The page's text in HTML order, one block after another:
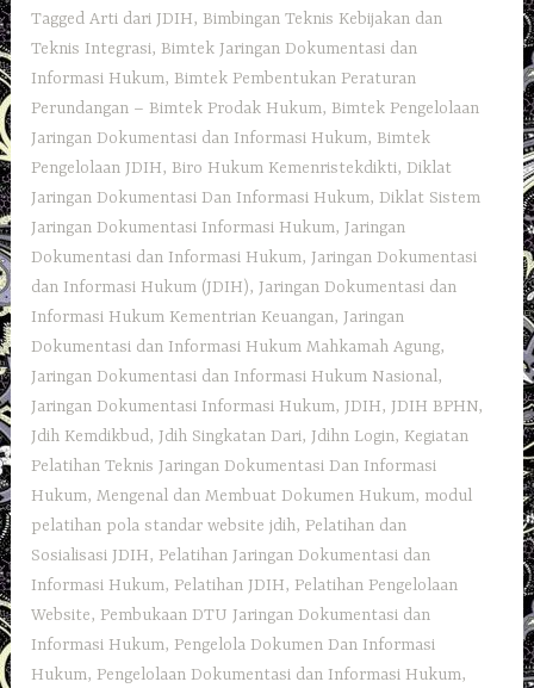
TaggedArti dari JDIH, Bimbingan Teknis Kebijakan dan
Teknis Integrasi, Bimtek Jaringan Dokumentasi dan
Informasi Hukum, Bimtek Pembentukan Peraturan
Perundangan – Bimtek Prodak Hukum, Bimtek Pengelolaan
Jaringan Dokumentasi dan Informasi Hukum, Bimtek
Pengelolaan JDIH, Biro Hukum Kemenristekdikti,Diklat
Jaringan Dokumentasi Dan Informasi Hukum,Diklat Sistem
Jaringan Dokumentasi Informasi Hukum, Jaringan
Dokumentasi dan Informasi Hukum, Jaringan Dokumentasi
dan Informasi Hukum (JDIH), Jaringan Dokumentasi dan
Informasi Hukum Kementrian Keuangan, Jaringan
Dokumentasi dan Informasi Hukum Mahkamah Agung,
Jaringan Dokumentasi dan Informasi Hukum Nasional,
Jaringan Dokumentasi Informasi Hukum, JDIH, JDIH BPHN,
Jdih Kemdikbud, Jdih Singkatan Dari, Jdihn Login, Kegiatan
Pelatihan Teknis Jaringan Dokumentasi Dan Informasi
Hukum,Mengenal dan Membuat Dokumen Hukum, modul
pelatihan pola standar website jdih, Pelatihan dan
Sosialisasi JDIH, Pelatihan Jaringan Dokumentasi dan
Informasi Hukum, Pelatihan JDIH, Pelatihan Pengelolaan
Website, Pembukaan DTU Jaringan Dokumentasi dan
Informasi Hukum, Pengelola Dokumen Dan Informasi
Hukum, Pengelolaan Dokumentasi dan Informasi Hukum,